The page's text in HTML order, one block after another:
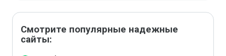
Смотрите популярные надежные
сайты: